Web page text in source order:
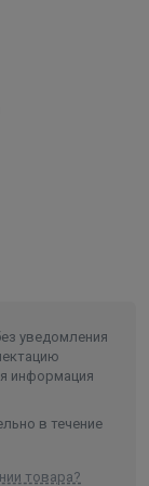
напор в
рабочие
(рабочие
будут
агрегатов.
уведомления
информация
в течение
товара?